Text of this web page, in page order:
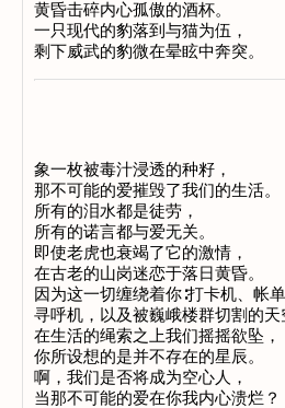
黄昏击碎内心孤傲的酒杯。
一只现代的豹落到与猫为伍，
剩下威武的豹微在晕眩中奔突。
象一枚被毒汁浸透的种籽，
那不可能的爱摧毁了我们的生活。
所有的泪水都是徒劳，
所有的诺言都与爱无关。
即使老虎也衰竭了它的激情，
在古老的山岗迷恋于落日黄昏。
因为这一切缠绕着你∶打卡机、帐
寻呼机，以及被巍峨楼群切割的天
在生活的绳索之上我们摇摇欲坠，
你所设想的是并不存在的星辰。
啊，我们是否将成为空心人，
当那不可能的爱在你我内心溃烂？